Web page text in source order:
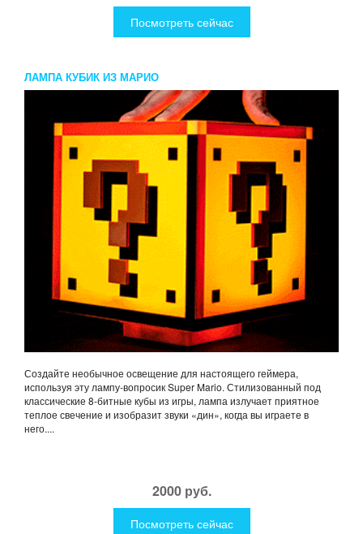
Посмотреть сейчас
ЛАМПА КУБИК ИЗ МАРИО
Создайте необычное освещение для настоящего геймера,
используя эту лампу-вопросик Super Mario. Стилизованный под
классические 8-битные кубы из игры, лампа излучает приятное
теплое свечение и изобразит звуки «дин», когда вы играете в
него....
2000 руб.
Посмотреть сейчас